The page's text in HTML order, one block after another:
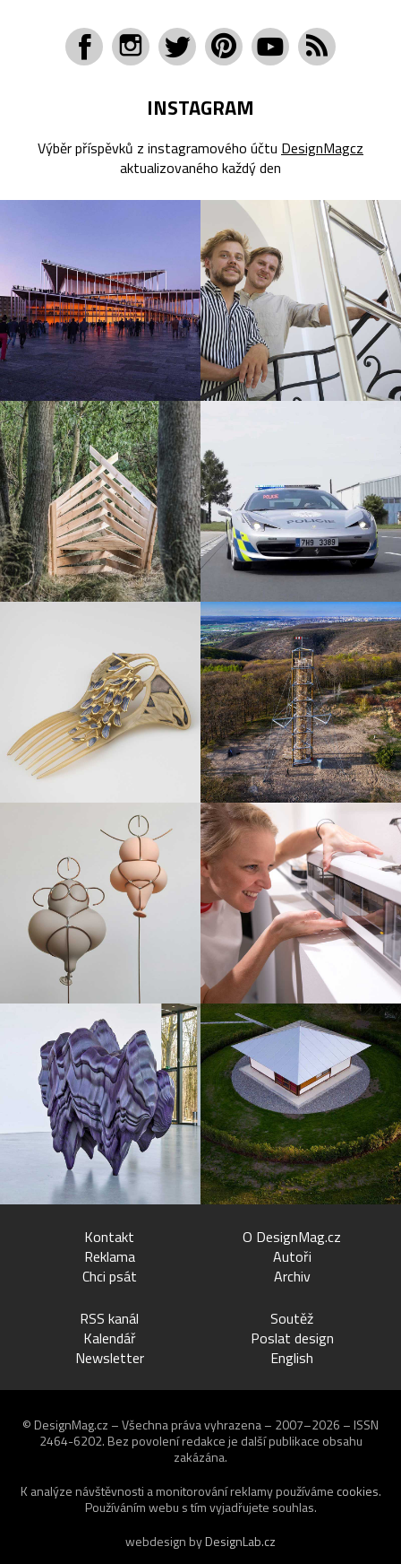
INSTAGRAM
Výběr příspěvků z instagramového účtu DesignMagcz
aktualizovaného každý den
Kontakt
Reklama
Chci psát
O DesignMag.cz
Autoři
Archiv
RSS kanál
Kalendář
Newsletter
Soutěž
Poslat design
English
© DesignMag.cz – Všechna práva vyhrazena – 2007–2026 – ISSN
2464-6202. Bez povolení redakce je další publikace obsahu
zakázána.
K analýze návštěvnosti a monitorování reklamy používáme cookies.
Používáním webu s tím vyjadřujete souhlas.
webdesign byDesignLab.cz